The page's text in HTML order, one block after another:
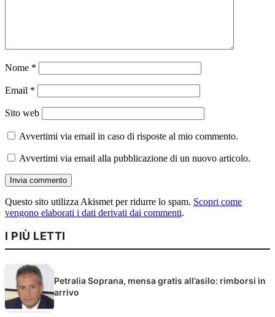
Nome *
Email *
Sito web
Avvertimi via email in caso di risposte al mio commento.
Avvertimi via email alla pubblicazione di un nuovo articolo.
Questo sito utilizza Akismet per ridurre lo spam. Scopri come
vengono elaborati i dati derivati dai commenti.
I PIÙ LETTI
Petralia Soprana, mensa gratis all’asilo: rimborsi in
arrivo